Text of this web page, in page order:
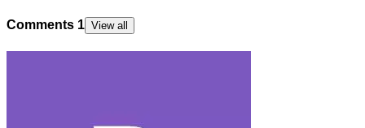
Comments 1 View all